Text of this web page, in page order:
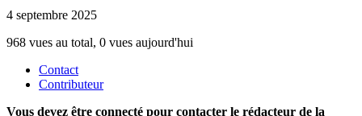
4 septembre 2025
968 vues au total, 0 vues aujourd'hui
Contact
Contributeur
Vous devez être connecté pour contacter le rédacteur de la